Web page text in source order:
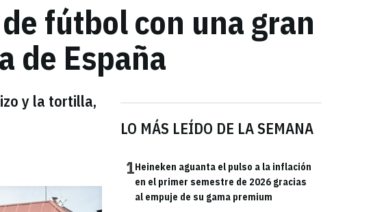
fútbol con una gran
de España
y la tortilla,
LO MÁS LEÍDO DE LA SEMANA
1Heineken aguanta el pulso a la inflación
en el primer semestre de 2026 gracias
al empuje de su gama premium